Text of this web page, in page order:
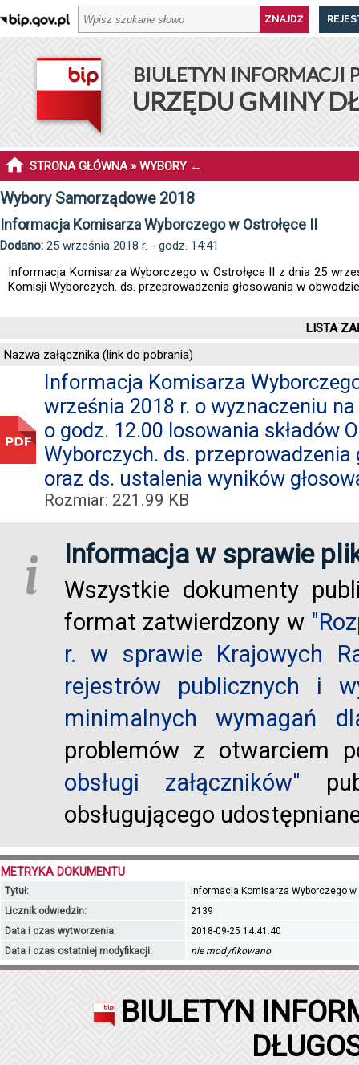
BIULETYN INFORMACJI
URZĘDU GMINY
STRONA GŁÓWNA»WYBORY←
Wybory Samorządowe 2018
Informacja Komisarza Wyborczego w Ostrołęce II
Dodano: 25 września 2018 r. - godz. 14:41
Informacja Komisarza Wyborczego w Ostrołęce II z dnia 25
Komisji Wyborczych. ds. przeprowadzenia głosowania w
LISTA
Nazwa załącznika (link do pobrania)
Informacja Komisarza
września 2018 r. o wyznaczeniu
o godz. 12.00 losowania składów
Wyborczych. ds. przeprowadzenia
oraz ds. ustalenia wyników
Rozmiar: 221.99 KB
i Informacja w sprawie
Wszystkie dokumenty
format zatwierdzony w
r. w sprawie Krajowych
rejestrów publicznych i
minimalnych wymagań
problemów z otwarciem
obsługi załączników"
obsługującego
METRYKA DOKUMENTU
Tytuł:
Informacja Komisarza Wyborczego w
Licznik odwiedzin:
2139
Data i czas wytworzenia:
2018-09-25 14:41:40
Data i czas ostatniej modyfikacji:
nie modyfikowano
BIULETYN